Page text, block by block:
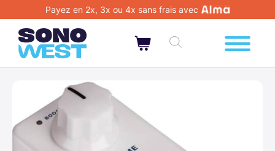
Payez en 2x, 3x ou 4x sans frais avec